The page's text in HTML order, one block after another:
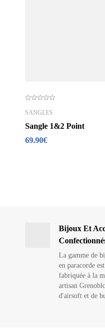
SANGLES
Sangle 1&2 Point
69.90€
Bijoux Et
La gamme de
en paracorde
fabriquée à la
artisan
d'airsoft et de